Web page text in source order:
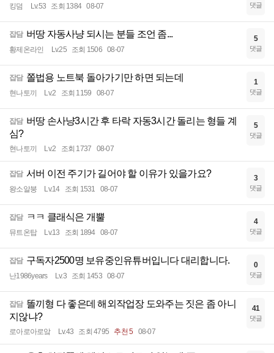
킹덤 Lv.53 조회 1384 08-07 댓글
잡담 버땅 자동사냥 되시는 분들 조언 좀...
황제온라인 Lv.25 조회 1506 08-07
5
댓글
잡담 쫄법용 노트북 돌아가기만 하면 되는데
현나토끼 Lv.2 조회 1159 08-07
1
댓글
잡담 버땅 손사냥3시간 후 타락 자동3시간 돌리는 형들 계
심?
현나토끼 Lv.2 조회 1737 08-07
5
댓글
잡담 서버 이전 주기가 길어야 할 이유가 있을가요?
왕소알붕 Lv.14 조회 1531 08-07
3
댓글
잡담 ㅋㅋ 클래식은 개뿔
뮤트온탑 Lv.13 조회 1894 08-07
4
댓글
잡담 구독자2500명 보유중인유튜버입니다 대리합니다.
난1986years Lv.3 조회 1453 08-07
0
댓글
잡담 똘끼형 다 좋은데 해외작업장 도와주는 짓은 좀 아니
지않냐?
로아로아로앜 Lv.43 조회 4795 추천 5 08-07
41
댓글